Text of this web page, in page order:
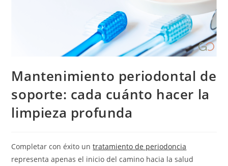
Mantenimiento periodontal de
soporte: cada cuánto hacer la
limpieza profunda
Completar con éxito untratamiento de periodoncia
representa apenas el inicio del camino hacia la salud